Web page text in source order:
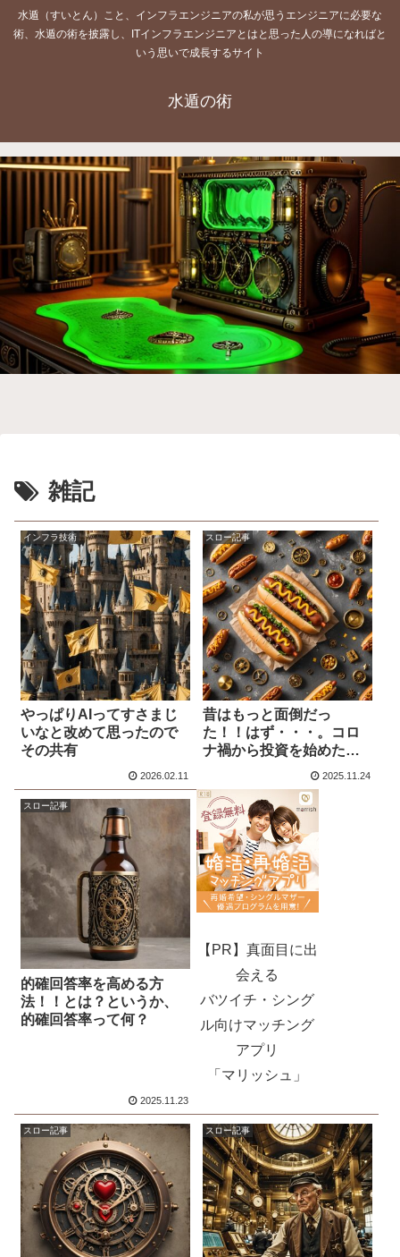
水遁（すいとん）こと、インフラエンジニアの私が思うエンジニアに必要な
術、水遁の術を披露し、ITインフラエンジニアとはと思った人の導になればと
いう思いで成長するサイト
水遁の術
雑記
インフラ技術
やっぱりAIってすさまじ
いなと改めて思ったので
その共有
2026.02.11
スロー記事
昔はもっと面倒だっ
た！！はず・・・。コロ
ナ禍から投資を始めた
が、とりあえずいつでも
始められるように口座だ
けでも作っておいたほう
がマジでいいと伝えたい
理由
2025.11.24
スロー記事
的確回答率を高める方
法！！とは？というか、
的確回答率って何？
2025.11.23
【PR】真面目に出
会える
バツイチ・シング
ル向けマッチング
アプリ
「マリッシュ」
スロー記事 スロー記事